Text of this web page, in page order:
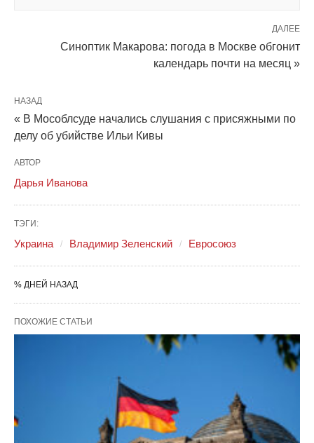
ДАЛЕЕ
Синоптик Макарова: погода в Москве обгонит
календарь почти на месяц »
НАЗАД
« В Мособлсуде начались слушания с присяжными по
делу об убийстве Ильи Кивы
АВТОР
Дарья Иванова
ТЭГИ:
Украина Владимир Зеленский Евросоюз
% ДНЕЙ НАЗАД
ПОХОЖИЕ СТАТЬИ